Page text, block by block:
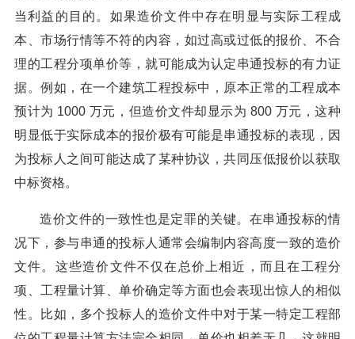
当利益的目的。如果造价文件中存在明显与实际工程成
本、市场行情等不符的内容，如过高或过低的报价、不合
理的工程分项单价等，就可能成为认定串通投标的有力证
据。例如，在一个建筑工程投标中，原本正常的工程成本
预计为 1000 万元，但造价文件却显示为 800 万元，这种
明显低于实际成本的报价极有可能是串通投标的表现，因
为投标人之间可能达成了某种协议，共同压低报价以获取
中标资格。
造价文件的一致性也是定罪的关键。在串通投标的情
况下，参与串通的投标人通常会编制内容高度一致的造价
文件。这些造价文件不仅在总价上相近，而且在工程分
项、工程量计算、单价确定等方面也会表现出惊人的相似
性。比如，多个投标人的造价文件中对于某一特定工程部